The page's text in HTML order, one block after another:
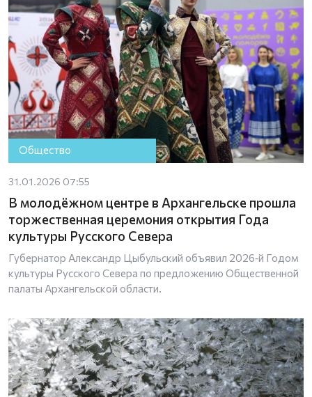
Общество
31.01.2026 07:55
В молодёжном центре в Архангельске прошла
торжественная церемония открытия Года
культуры Русского Севера
Губернатор Александр Цыбульский объявил 2026‑й Годом
культуры Русского Севера по предложению Общественной
палаты Архангельской области.